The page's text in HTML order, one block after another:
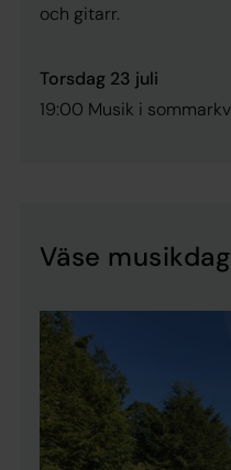
och gitarr.
Torsdag 23 juli
19:00 Musik i
Väse